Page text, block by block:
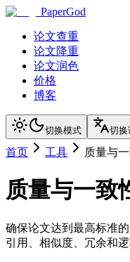
PaperGod
论文查重
论文降重
论文润色
价格
博客
切换模式 切换
首页 工具 质量与
质量与一致
确保论文达到最高标准
引用、相似度、冗余和逻